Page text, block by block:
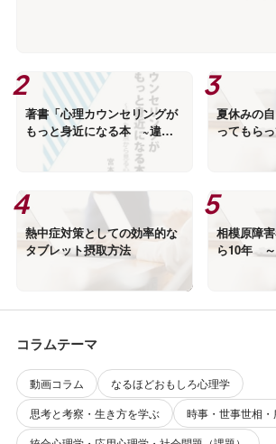
著書「心理カウンセリングが
もっと身近になる本 ~違っ
た視点から見る心理学~」出
版のお知らせ
夏休みの
ってもら
熱中症対策としての効率的な
タブレット摂取方法
相模原障
ら10年 ～
コラムテーマ
動画コラム
なるほどおもしろ心理学
思考と考察・生き方を学ぶ
時事・世事世相